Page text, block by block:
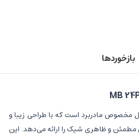
بازخوردها
مخصوص مادربرد است که با طراحی زیبا و
و ظاهری شیک را ارائه می‌دهد. این